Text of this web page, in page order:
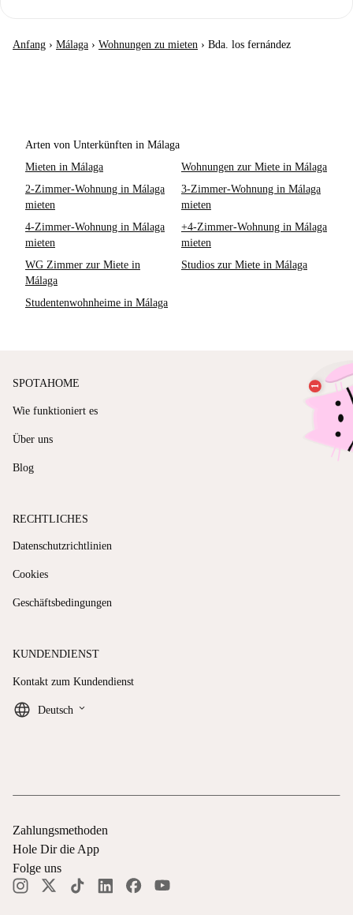
Anfang › Málaga › Wohnungen zu mieten › Bda. los fernández
Arten von Unterkünften in Málaga
Mieten in Málaga
Wohnungen zur Miete in Málaga
2-Zimmer-Wohnung in Málaga
mieten
3-Zimmer-Wohnung in Málaga
mieten
4-Zimmer-Wohnung in Málaga
mieten
+4-Zimmer-Wohnung in Málaga
mieten
WG Zimmer zur Miete in
Málaga
Studios zur Miete in Málaga
Studentenwohnheime in Málaga
SPOTAHOME
Wie funktioniert es
Über uns
Blog
RECHTLICHES
Datenschutzrichtlinien
Cookies
Geschäftsbedingungen
KUNDENDIENST
Kontakt zum Kundendienst
Deutsch keyboard_arrow_down
Zahlungsmethoden
Hole Dir die App
Folge uns